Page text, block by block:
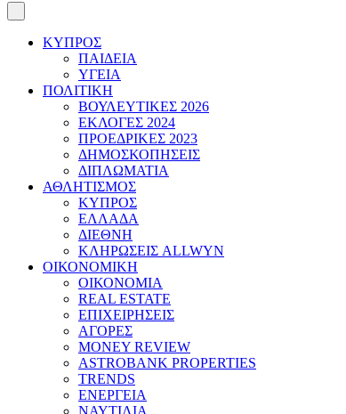
ΚΥΠΡΟΣ
ΠΑΙΔΕΙΑ
ΥΓΕΙΑ
ΠΟΛΙΤΙΚΗ
ΒΟΥΛΕΥΤΙΚΕΣ 2026
ΕΚΛΟΓΕΣ 2024
ΠΡΟΕΔΡΙΚΕΣ 2023
ΔΗΜΟΣΚΟΠΗΣΕΙΣ
ΔΙΠΛΩΜΑΤΙΑ
ΑΘΛΗΤΙΣΜΟΣ
ΚΥΠΡΟΣ
ΕΛΛΑΔΑ
ΔΙΕΘΝΗ
ΚΛΗΡΩΣΕΙΣ ALLWYN
ΟΙΚΟΝΟΜΙΚΗ
ΟΙΚΟΝΟΜΙΑ
REAL ESTATE
ΕΠΙΧΕΙΡΗΣΕΙΣ
ΑΓΟΡΕΣ
MONEY REVIEW
ASTROBANK PROPERTIES
TRENDS
ΕΝΕΡΓΕΙΑ
ΝΑΥΤΙΛΙΑ